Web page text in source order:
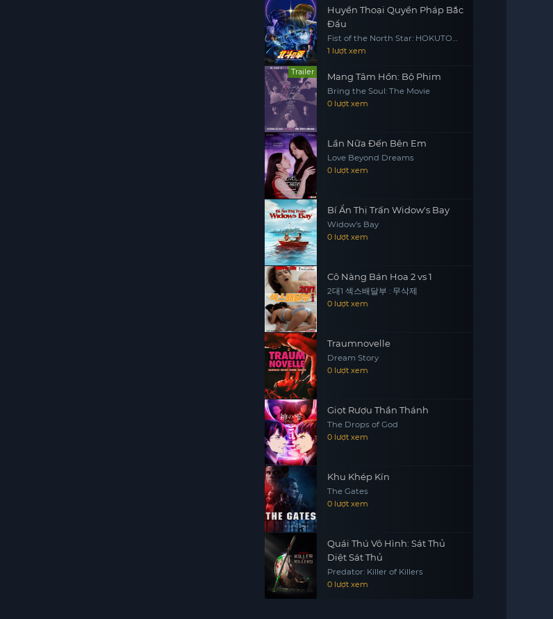
Huyền Thoại Quyền Pháp Bắc
Đẩu
Fist of the North Star: HOKUTO
NO KEN
1 lượt xem
Trailer Mang Tâm Hồn: Bộ Phim
Bring the Soul: The Movie
0 lượt xem
Lần Nữa Đến Bên Em
Love Beyond Dreams
0 lượt xem
Bí Ẩn Thị Trấn Widow's Bay
Widow's Bay
0 lượt xem
Cô Nàng Bán Hoa 2 vs 1
2대1 섹스배달부 : 무삭제
0 lượt xem
Traumnovelle
Dream Story
0 lượt xem
Giọt Rượu Thần Thánh
The Drops of God
0 lượt xem
Khu Khép Kín
The Gates
0 lượt xem
Quái Thú Vô Hình: Sát Thủ
Diệt Sát Thủ
Predator: Killer of Killers
0 lượt xem